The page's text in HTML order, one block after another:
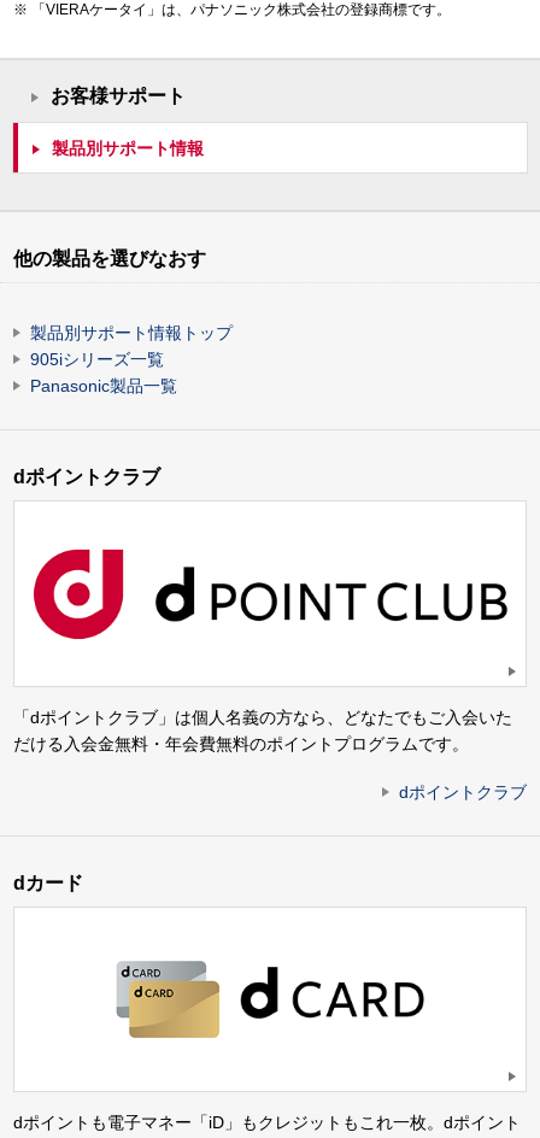
「VIERAケータイ」は、パナソニック株式会社の登録商標です。
お客様サポート
製品別サポート情報
他の製品を選びなおす
製品別サポート情報トップ
905iシリーズ一覧
Panasonic製品一覧
dポイントクラブ
「dポイントクラブ」は個人名義の方なら、どなたでもご入会いた
だける入会金無料・年会費無料のポイントプログラムです。
dポイントクラブ
dカード
dポイントも電子マネー「iD」もクレジットもこれ一枚。dポイント